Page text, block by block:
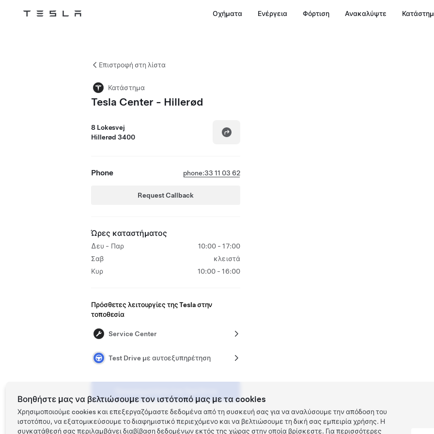
Tesla Οχήματα Ενέργεια Φόρτιση Ανακαλύψτε
Επιστροφή στη λίστα
Κατάστημα
Tesla Center - Hillerød
8 Lokesvej
Hillerød 3400
Phone phone:33 11 03 62
Request Callback
Ώρες καταστήματος
Δευ - Παρ
10:00 - 17:00
Σαβ
κλειστά
Κυρ
10:00 - 16:00
Πρόσθετες λειτουργίες της Tesla στην
τοποθεσία
Service Center
Test Drive με αυτοεξυπηρέτηση
Βοηθήστε μας να βελτιώσουμε τον ιστότοπό μας με τα cookies
Χρησιμοποιούμε cookies και επεξεργαζόμαστε δεδομένα από τη συσκευή σας για να αναλύσουμε την απόδοση του
ιστοτόπου, να εξατομικεύσουμε το διαφημιστικό περιεχόμενο και να βελτιώσουμε τη δική σας εμπειρία χρήσης. Η
συγκατάθεσή σας περιλαμβάνει διαβίβαση δεδομένων εκτός της χώρας στην οποία βρίσκεστε. Για περισσότερες